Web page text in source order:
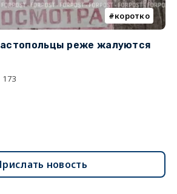
коротко
реже жалуются
173
новость